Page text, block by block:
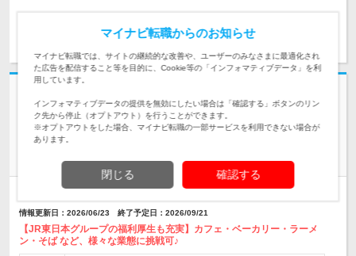
求人詳細を見る 気になる
株式会社JR東日本クロスステーション | フーズカンパニー｜早期キャリア
アップ可・賞与昨年度5.05ヵ月
【店舗運営】駅ナカ勤務＆深夜営業ナシ！働きやすさ◎年休
情報更新日：2026/06/23 終了予定日：2026/09/21
【JR東日本グループの福利厚生も充実】カフェ・ベーカリー・ラーメ
ン・そば など、様々な業態に挑戦可♪
マイナビ転職からのお知らせ
マイナビ転職では、サイトの継続的な改善や、ユーザーのみなさまに最適化され
た広告を配信すること等を目的に、Cookie等の「インフォマティブデータ」を利
用しています。
インフォマティブデータの提供を無効にしたい場合は「確認する」ボタンのリン
ク先から停止（オプトアウト）を行うことができます。
※オプトアウトをした場合、マイナビ転職の一部サービスを利用できない場合が
あります。
閉じる 確認する